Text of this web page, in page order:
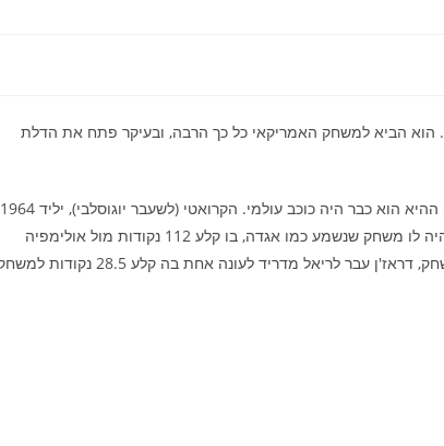
אפשר להגיד שדראז'ן פטרוביץ' היה הכוכב האירופאי הראשון של ה-NBA. הוא הביא למשחק האמריקאי כל כך הרבה, ובעיקר פתח את הדלת
התחיל את הקריירה המקצועית שלו ב-1984 עם ציבונה זאגרב. ב-1985 היה לו משחק שנשמע כמו אגדה, בו קלע 112 נקודות מול אולימפיה
ליובליאנה. אחרי 4 עונות עם ציבונה בהם קלע בממוצע 37.7 נקודות למשחק, דראז'ן עבר לריאל מדריד לעונה אחת בה קלע 28.5